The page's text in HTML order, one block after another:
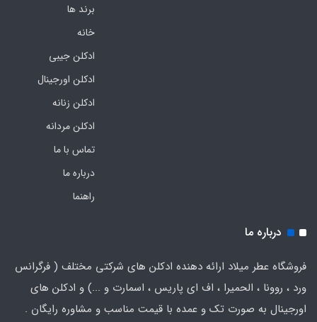
برند ها
خانه
ادکلن جیبی
ادکلن اورجینال
ادکلن زنانه
ادکلن مردانه
تماس با ما
درباره ما
راهنما
درباره ما
فروشگاه عطر میلاد ارائه دهنده ادکلن های شرکتی مختلف ( فرگرانس
ورد ، روونا ، الحمیرا ، اف ای پاریس ، اسمارت و ...) و ادکلن های
اورجینال به صورت تک و عمده با قیمت مناسب و مشاوره رایگان .